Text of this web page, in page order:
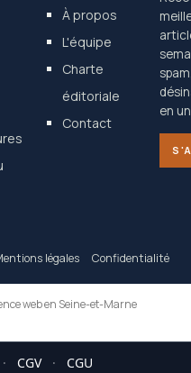
À propos
L'équipe
Charte
éditoriale
Contact
en
légales Confidentialité
web en Seine-et-Marne
· CGV · CGU